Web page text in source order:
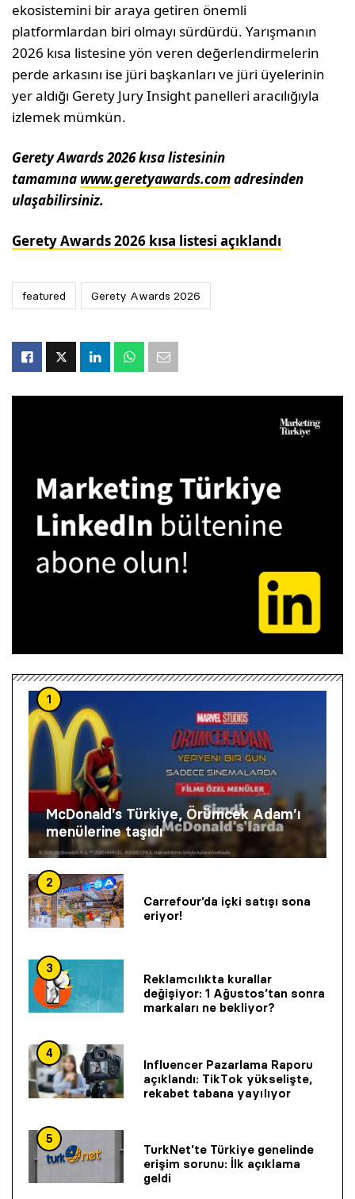
ekosistemini bir araya getiren önemli
platformlardan biri olmayı sürdürdü. Yarışmanın
2026 kısa listesine yön veren değerlendirmelerin
perde arkasını ise jüri başkanları ve jüri üyelerinin
yer aldığı Gerety Jury Insight panelleri aracılığıyla
izlemek mümkün.
Gerety Awards 2026 kısa listesinin
tamamına www.geretyawards.comadresinden
ulaşabilirsiniz.
Gerety Awards 2026 kısa listesi açıklandı
featured Gerety Awards 2026
1
McDonald’s Türkiye, Örümcek Adam’ı
menülerine taşıdı
2
Carrefour’da içki satışı sona
eriyor!
3
Reklamcılıkta kurallar
değişiyor: 1 Ağustos’tan sonra
markaları ne bekliyor?
4
Influencer Pazarlama Raporu
açıklandı: TikTok yükselişte,
rekabet tabana yayılıyor
5
TurkNet’te Türkiye genelinde
erişim sorunu: İlk açıklama
geldi